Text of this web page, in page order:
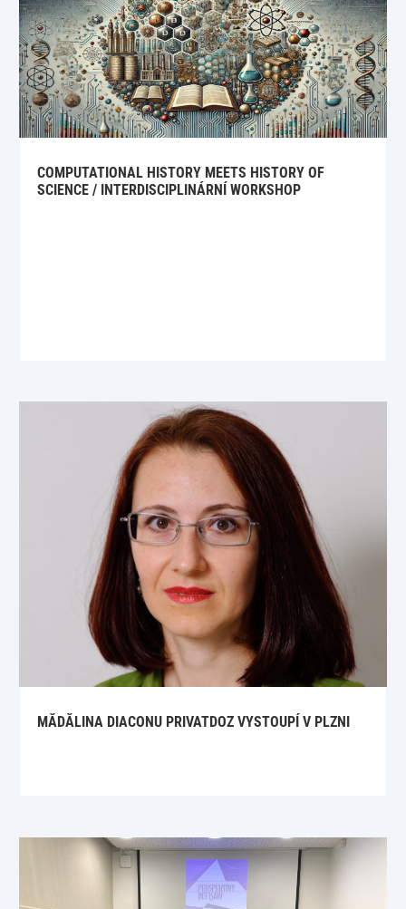
COMPUTATIONAL HISTORY MEETS HISTORY OF
SCIENCE / INTERDISCIPLINÁRNÍ WORKSHOP
MĂDĂLINA DIACONU PRIVATDOZ VYSTOUPÍ V PLZNI